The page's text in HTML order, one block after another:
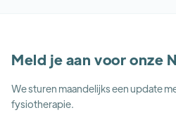
Meld je aan voor onze
We sturen maandelijks een update
fysiotherapie.